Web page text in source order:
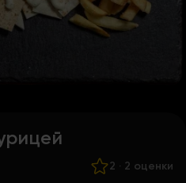
2 · 2 оценки